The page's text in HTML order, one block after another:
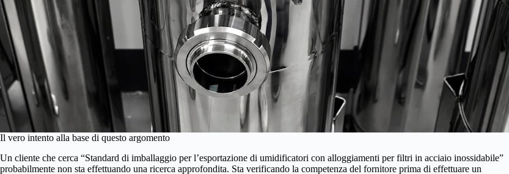
Il vero intento alla base di questo argomento
Un cliente che cerca “Standard di imballaggio per l’esportazione di umidificatori con alloggiamenti per filtri in acciaio inossidabile”
probabilmente non sta effettuando una ricerca approfondita. Sta verificando la competenza del fornitore prima di effettuare un